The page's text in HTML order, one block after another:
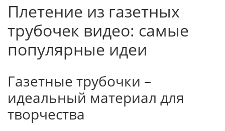
Плетение из газетных
трубочек видео: самые
популярные идеи
Газетные трубочки –
идеальный материал для
творчества